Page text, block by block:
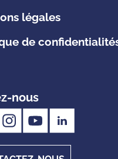
légales
de
nous